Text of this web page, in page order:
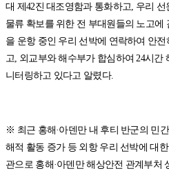
대 제42진 대조영함과 통화하고, 우리
물류 확보를 위한 전 부대원들의 노고에
을 운항 중인 우리 선박에 연락하여 안
고, 외교부와 해수부가 합심하여 24시간
니터링하고 있다고 알렸다.
※ 최근 홍해·아덴만 내 후티 반군의 민
해적 활동 증가 등 외항 우리 선박에 대
관으로 홍해·아덴만 해상안전 관계부처